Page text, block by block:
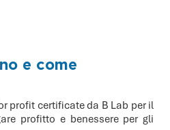
e come
profit certificate da B Lab per il
profitto e benessere per gli